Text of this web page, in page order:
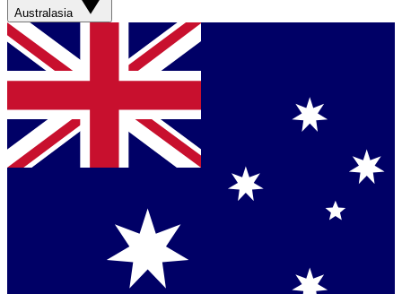
Australasia